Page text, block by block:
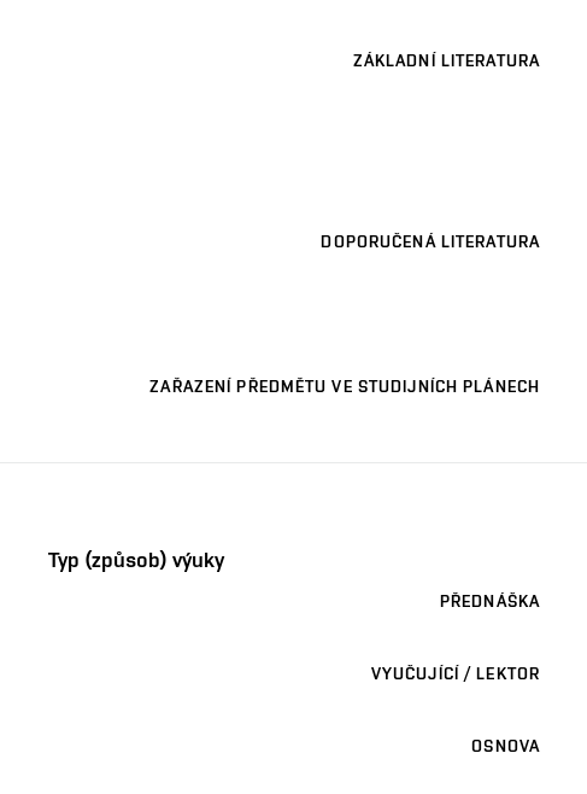
ZÁKLADNÍ LITERATURA
DOPORUČENÁ LITERATURA
ZAŘAZENÍ PŘEDMĚTU VE STUDIJNÍCH PLÁNECH
Typ (způsob) výuky
PŘEDNÁŠKA
VYUČUJÍCÍ / LEKTOR
OSNOVA